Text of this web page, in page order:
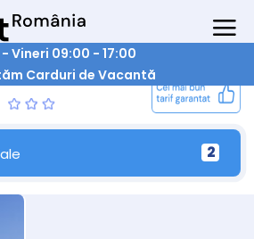
- Vineri 09:00 - 17:00
Carduri de Vacantă
2